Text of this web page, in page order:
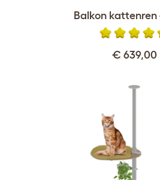
Balkon kattenren
€ 639,00